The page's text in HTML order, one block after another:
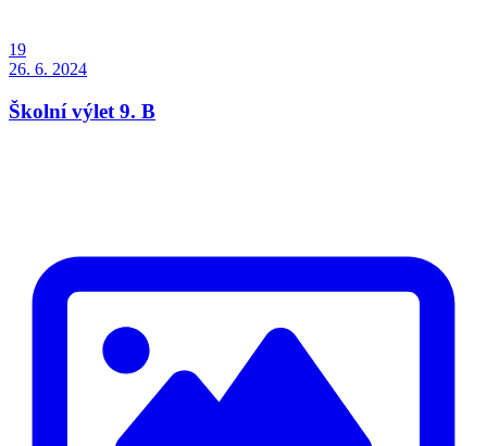
19
26. 6. 2024
Školní výlet 9. B